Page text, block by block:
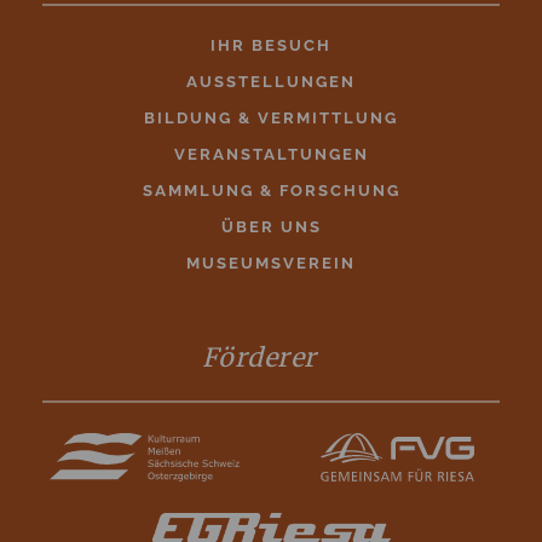
IHR BESUCH
AUSSTELLUNGEN
BILDUNG & VERMITTLUNG
VERANSTALTUNGEN
SAMMLUNG & FORSCHUNG
ÜBER UNS
MUSEUMSVEREIN
Förderer